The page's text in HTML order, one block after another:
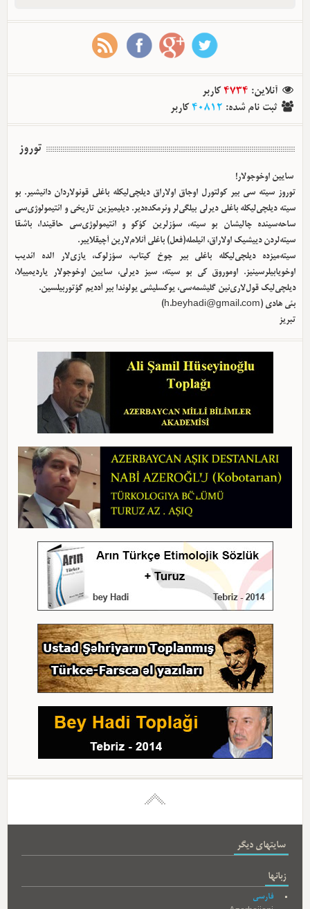
آنلاین:
4734 کاربر
ثبت نام شده:
40812 کاربر
توروز
سایین اوخوجولار!
توروز سیته سی بیر کولتورل اوجاق اولا‌راق دیلچی‌لیکله باغلی قونولاردان دانیشیر. بو
سیته دیلچی‌لیکله باغلی دیرلی بیلگی‌لر وئرمکده‌دیر. دیلیمیزین تاریخی و ائتیمولوژی‌سی
ساحه‌سینده چالیشان بو سیته، سؤزلرین کؤکو و ائتیمولوژی‌سی حاقیندا، باشقا
سیته‌لردن دییشیک اولا‌راق، ائیلمله(فعل) باغلی آنلام‌لارین آچیقلاییر.
سیته‌میزده دیلچی‌لیکله باغلی بیر چوخ کیتاب، سؤزلوک، یازی‌لار الده ائدیب
اوخویابیلرسینیز. اوموروق کی بو سیته، سیز دیرلی، سایین اوخوجولار یاردیمییلا،
دیلچی‌لیک قول‌لاری‌نین گلیشمه‌سی، یوکسلیشی یولوندا بیر آددیم گؤتوربیلسین.
بئی هادی ( h.beyhadi@gmail.com
)
تبریز
سایتهای دیگر
زبانها
فارسی